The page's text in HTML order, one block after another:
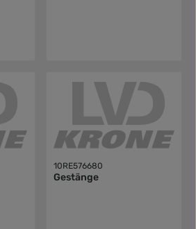
10RE576680
Gestänge